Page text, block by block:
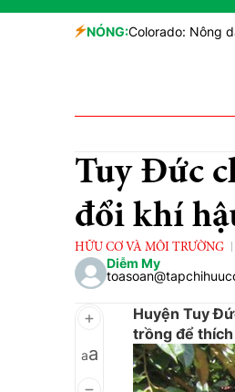
NÓNG:Colorado: Nông
Tuy Đức
đổi khí
HỮU CƠ VÀ MÔI TRƯỜNG
Diễm My
aa
Huyện Tuy
trồng để